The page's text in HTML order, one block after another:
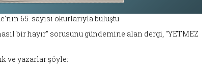
65. sayısı okurlarıyla buluştu.
bir hayır" sorusunu gündemine alan dergi, "YETMEZ
ve yazarlar şöyle: